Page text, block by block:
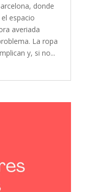
donde
espacio
averiada
La ropa
y, si no...